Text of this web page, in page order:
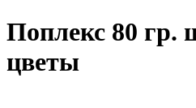
Поплекс 80 гр.
цветы